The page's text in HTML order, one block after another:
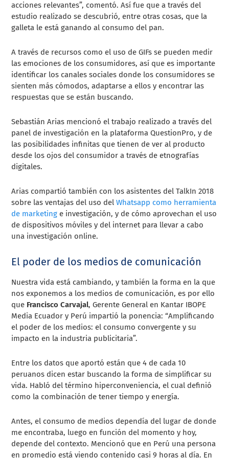
acciones relevantes”, comentó. Así fue que a través del
estudio realizado se descubrió, entre otras cosas, que la
galleta le está ganando al consumo del pan.
A través de recursos como el uso de GIFs se pueden medir
las emociones de los consumidores, así que es importante
identificar los canales sociales donde los consumidores se
sienten más cómodos, adaptarse a ellos y encontrar las
respuestas que se están buscando.
Sebastián Arias mencionó el trabajo realizado a través del
panel de investigación en la plataforma QuestionPro, y de
las posibilidades infinitas que tienen de ver al producto
desde los ojos del consumidor a través de etnografías
digitales.
Arias compartió también con los asistentes del TalkIn 2018
sobre las ventajas del uso delWhatsapp como herramienta
de marketing e investigación, y de cómo aprovechan el uso
de dispositivos móviles y del internet para llevar a cabo
una investigación online.
El poder de los medios de comunicación
Nuestra vida está cambiando, y también la forma en la que
nos exponemos a los medios de comunicación, es por ello
que Francisco Carvajal, Gerente General en Kantar IBOPE
Media Ecuador y Perú impartió la ponencia: “Amplificando
el poder de los medios: el consumo convergente y su
impacto en la industria publicitaria”.
Entre los datos que aportó están que 4 de cada 10
peruanos dicen estar buscando la forma de simplificar su
vida. Habló del término hiperconveniencia, el cual definió
como la combinación de tener tiempo y energía.
Antes, el consumo de medios dependía del lugar de donde
me encontraba, luego en función del momento y hoy,
depende del contexto. Mencionó que en Perú una persona
en promedio está viendo contenido casi 9 horas al día. En